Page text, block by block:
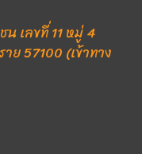
เลขที่ 11 หมู่ 4
ย 57100 (เข้าทาง